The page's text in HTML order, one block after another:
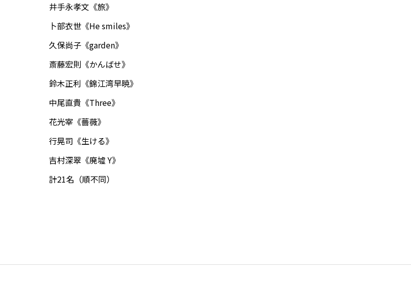
井手永孝文《旅》
卜部衣世《He smiles》
久保尚子《garden》
斎藤宏則《かんばせ》
鈴木正利《錦江湾早暁》
中尾直貴《Three》
花光宰《薔薇》
行晃司《生ける》
吉村深翠《廃墟 Y》
計21名（順不同）